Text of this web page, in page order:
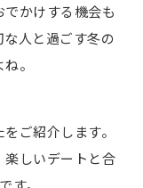
かけする機会も
人と過ごす冬の
。
ご紹介します。
しいデートと合